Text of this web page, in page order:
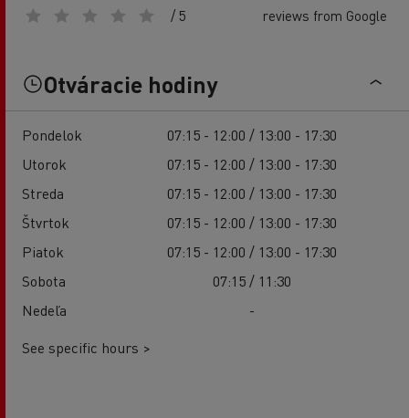
/ 5 reviews from Google
Otváracie hodiny
Pondelok
07:15 - 12:00 / 13:00 - 17:30
Utorok
07:15 - 12:00 / 13:00 - 17:30
Streda
07:15 - 12:00 / 13:00 - 17:30
Štvrtok
07:15 - 12:00 / 13:00 - 17:30
Piatok
07:15 - 12:00 / 13:00 - 17:30
Sobota
07:15 / 11:30
Nedeľa
-
See specific hours >